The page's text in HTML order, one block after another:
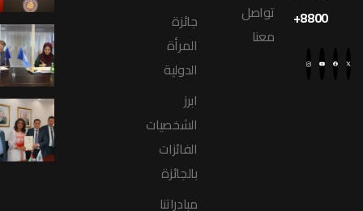
8800+
تواصل
معنا
جائزة
المرأة
الدولية
ابرز
الشخصيات
الفائزات
بالجائزة
مبادراتنا